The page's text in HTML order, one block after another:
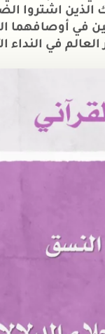
الذين اشتروا
في
في النداء